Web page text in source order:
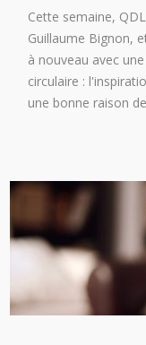
Cette semaine,
Guillaume Bignon,
à nouveau avec
circulaire :
une bonne raison